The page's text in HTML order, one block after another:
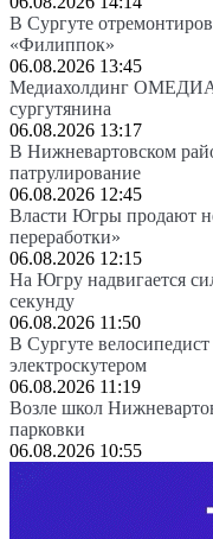
В Сургуте
«Филиппок»
06.08.2026 13:45
Медиахолдинг
сургутянина
06.08.2026 13:17
В Нижневартовском
патрулирование
06.08.2026 12:45
Власти Югры продают
переработки»
06.08.2026 12:15
На Югру надвигается
секунду
06.08.2026 11:50
В Сургуте
электроскутером
06.08.2026 11:19
Возле школ
парковки
06.08.2026 10:55